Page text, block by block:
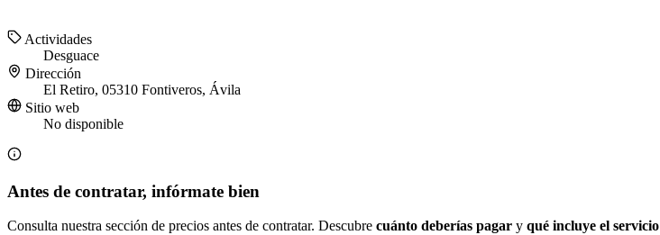
Actividades
Desguace
Dirección
El Retiro, 05310 Fontiveros, Ávila
Sitio web
No disponible
Antes de contratar, infórmate bien
Consulta nuestra sección de precios antes de contratar. Descubre cuánto deberías pagar y qué incluye el servicio